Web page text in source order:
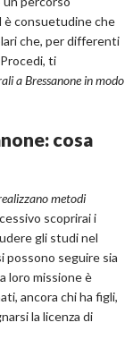
è consuetudine che
che, per differenti
ti
a Bressanone in modo
cosa
metodi
scoprirai i
gli studi nel
possono seguire sia
loro missione è
ancora chi ha figli,
la licenza di